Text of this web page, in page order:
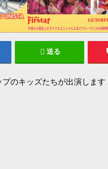
送る
のキッズたちが出演します